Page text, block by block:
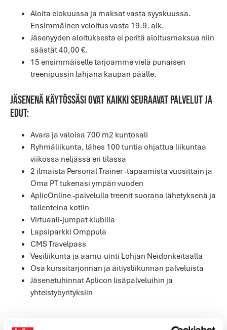
Aloita elokuussa ja maksat vasta syyskuussa.
Ensimmäinen veloitus vasta 19.9. alk.
Jäsenyyden aloituksesta ei peritä aloitusmaksua niin
säästät 40,00 €.
15 ensimmäiselle tarjoamme vielä punaisen
treenipussin lahjana kaupan päälle.
Jäsenenä käytössäsi ovat kaikki seuraavat palvelut ja
edut:
Avara ja valoisa 700 m2 kuntosali
Ryhmäliikunta, lähes 100 tuntia ohjattua liikuntaa
viikossa neljässä eri tilassa
2 ilmaista Personal Trainer -tapaamista vuosittain ja
Oma PT tukenasi ympäri vuoden
AplicOnline -palvelulla treenit suorana lähetyksenä ja
tallenteina kotiin
Virtuaali-jumpat klubilla
Lapsiparkki Omppula
CMS Travelpass
Vesiliikunta ja aamu-uinti Lohjan Neidonkeitaalla
Osa kurssitarjonnan ja äitiysliikunnan palveluista
Jäsenetuhinnat Aplicon lisäpalveluihin ja
yhteistyöyrityksiin
. Tarjous on ostettavissa ja